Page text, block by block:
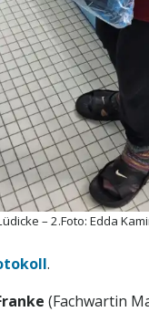
– 2.Foto: Edda
.
(Fachwartin